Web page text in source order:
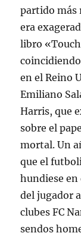
partido más
era
libro
en el Reino
Emiliano
Harris, que
sobre el
mortal. Un
que el
hundiese en
del jugador
clubes FC
sendos